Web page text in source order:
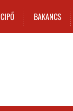
CIPŐ BAKANCS